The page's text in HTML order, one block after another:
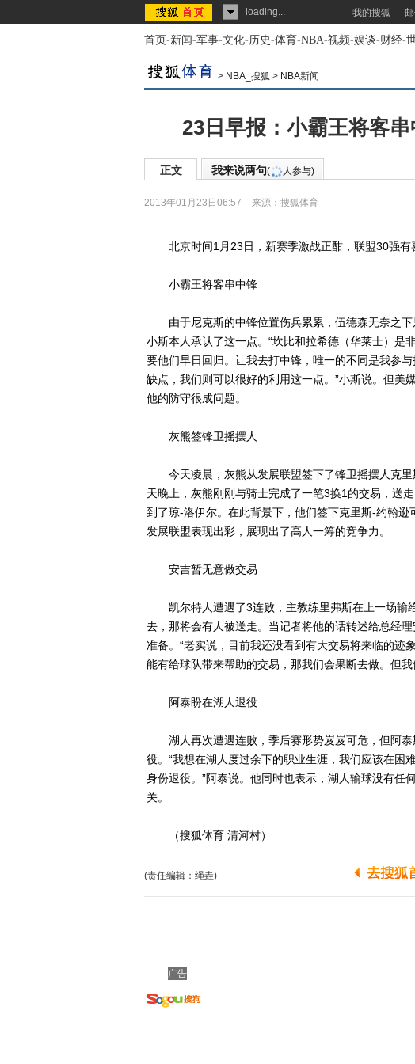
loading... 我的搜狐
首页-新闻-军事-文化-历史-体育-NBA-视频-娱谈-财经-
> NBA_搜狐 > NBA新闻
23日早报：小霸王将客
正文 我来说两句( 人参与)
2013年01月23日06:57 来源： 搜狐体育
北京时间1月23日，新赛季激战正酣，联盟30强
小霸王将客串中锋
由于尼克斯的中锋位置伤兵累累，伍德森无奈之下
小斯本人承认了这一点。“坎比和拉希德（华莱士）是
要他们早日回归。让我去打中锋，唯一的不同是我参
缺点，我们则可以很好的利用这一点。”小斯说。但美
他的防守很成问题。
灰熊签锋卫摇摆人
今天凌晨，灰熊从发展联盟签下了锋卫摇摆人克里
天晚上，灰熊刚刚与骑士完成了一笔3换1的交易，送
到了琼-洛伊尔。在此背景下，他们签下克里斯-约翰
发展联盟表现出彩，展现出了高人一筹的竞争力。
安吉暂无意做交易
凯尔特人遭遇了3连败，主教练里弗斯在上一场输
去，那将会有人被送走。当记者将他的话转述给总经
准备。“老实说，目前我还没看到有大交易将来临的迹
能有给球队带来帮助的交易，那我们会果断去做。但
阿泰盼在湖人退役
湖人再次遭遇连败，季后赛形势岌岌可危，但阿泰
役。“我想在湖人度过余下的职业生涯，我们应该在困
身份退役。”阿泰说。他同时也表示，湖人输球没有任
关。
（搜狐体育 清河村）
(责任编辑：绳垚)
广告